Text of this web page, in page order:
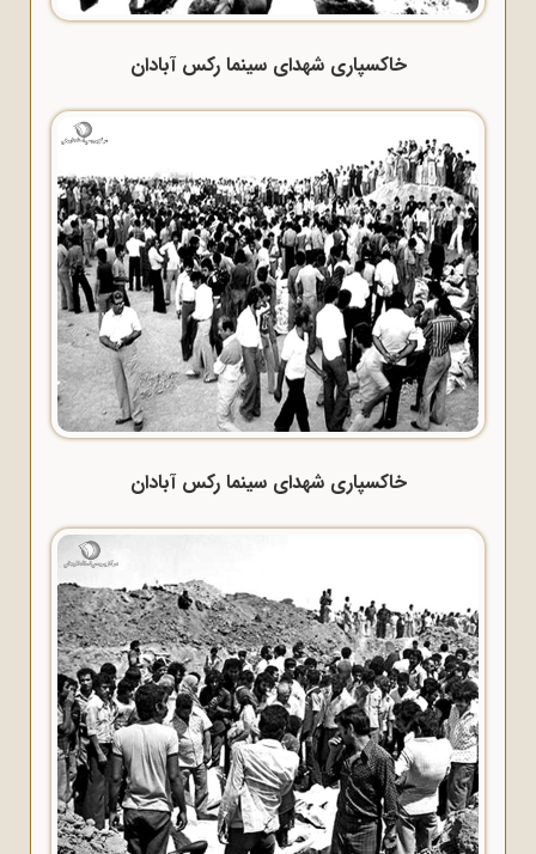
خاکسپاری شهدای سینما رکس آبادان
خاکسپاری شهدای سینما رکس آبادان